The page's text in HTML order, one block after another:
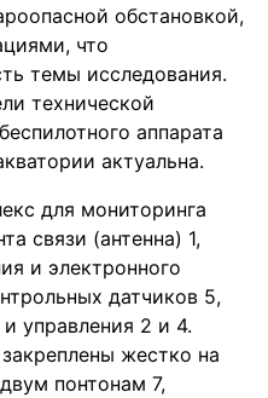
обстановкой,
что
темы исследования.
технической
аппарата
актуальна.
для мониторинга
связи (антенна) 1,
и электронного
датчиков 5,
управления 2 и 4.
жестко на
понтонам 7,